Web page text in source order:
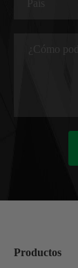
Productos